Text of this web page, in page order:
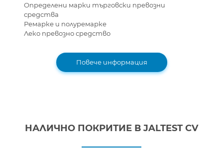
Определени марки търговски превозни
средства
Ремарке и полуремарке
Леко превозно средство
Повече информация
НАЛИЧНО ПОКРИТИЕ В JALTEST CV